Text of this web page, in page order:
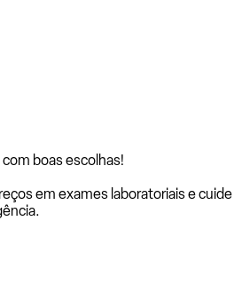
com boas escolhas!
em exames laboratoriais e cuide